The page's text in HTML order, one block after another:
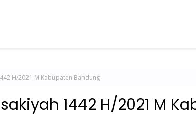
H/2021 M Kabupaten Bandung
1442 H/2021 M